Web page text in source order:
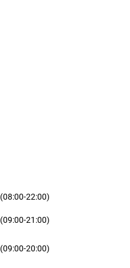
(08:00-22:00)
(09:00-21:00)
(09:00-20:00)